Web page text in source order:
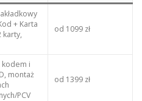
+ Karta
karty,
od 1099 zł
kodem i
montaż
PCV
od 1399 zł